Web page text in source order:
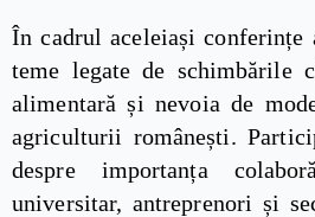
În cadrul aceleiași conferințe
teme legate de schimbările
alimentară și nevoia de
agriculturii românești.
despre importanța
universitar, antreprenori și